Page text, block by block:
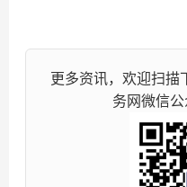
更多资讯，欢迎扫描
务网微信公